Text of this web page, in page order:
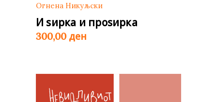
Огнена Никуљски
И ѕирка и проѕирка
300,00 ден